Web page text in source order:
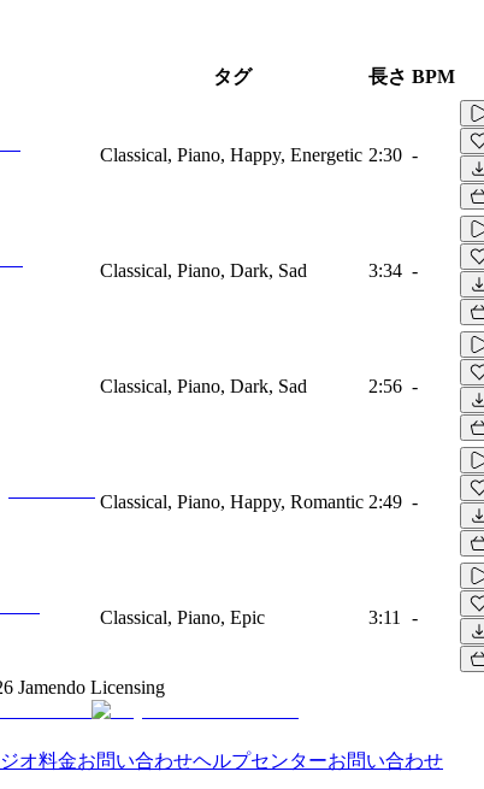
タグ 長さ BPM
Classical, Piano, Happy, Energetic 2:30 -
Classical, Piano, Dark, Sad 3:34 -
Classical, Piano, Dark, Sad 2:56 -
Classical, Piano, Happy, Romantic 2:49 -
Classical, Piano, Epic 3:11 -
Jamendo Licensing
オ料金お問い合わせヘルプセンターお問い合わせ